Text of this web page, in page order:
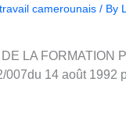
camerounais/ By
LA FORMATION
007du 14 août 1992